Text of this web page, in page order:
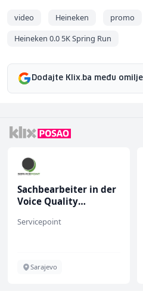
video Heineken
promo
Heineken 0.0 5K Spring Run
Dodajte Klix.ba među
Tehnički rukovodilac
(m/ž)
Mountain
Sarajevo